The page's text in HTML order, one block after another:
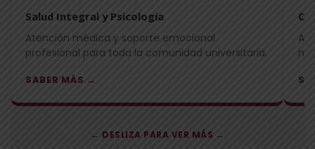
Salud Integral y Psicología
Atención médica y soporte emocional
profesional para toda la comunidad universitaria.
SABER MÁS →
← DESLIZA PARA VER MÁS →